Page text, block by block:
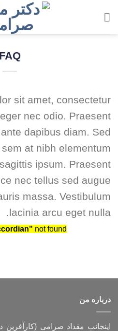
FAQ
sit amet, consectetur
nec odio. Praesent
dapibus diam. Sed
at nibh elementum
ipsum. Praesent
nec tellus sed augue
massa. Vestibulum
lacinia arcu eget nulla.
not found
درباره من
اینجانب مقداد صرامی